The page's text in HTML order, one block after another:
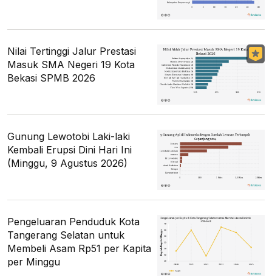
Nilai Tertinggi Jalur Prestasi
Masuk SMA Negeri 19 Kota
Bekasi SPMB 2026
Gunung Lewotobi Laki-laki
Kembali Erupsi Dini Hari Ini
(Minggu, 9 Agustus 2026)
Pengeluaran Penduduk Kota
Tangerang Selatan untuk
Membeli Asam Rp51 per Kapita
per Minggu